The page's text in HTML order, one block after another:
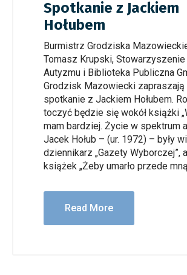
Spotkanie z Jackiem
Hołubem
Burmistrz Grodziska
Tomasz Krupski, Stowarzyszenie
Autyzmu i Biblioteka Publiczna
Grodzisk Mazowiecki zapraszają
spotkanie z Jackiem Hołubem.
toczyć będzie się wokół książki
mam bardziej. Życie w spektrum
Jacek Hołub – (ur. 1972) – były
dziennikarz „Gazety Wyborczej”,
książek „Żeby umarło przede
Read More